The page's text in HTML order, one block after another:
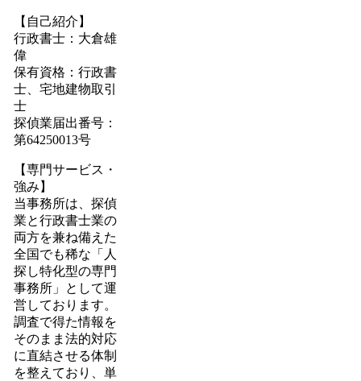
【自己紹介】
行政書士：大倉雄
偉
保有資格：行政書
士、宅地建物取引
士
探偵業届出番号：
第64250013号
【専門サービス・
強み】
当事務所は、探偵
業と行政書士業の
両方を兼ね備えた
全国でも稀な「人
探し特化型の専門
事務所」として運
営しております。
調査で得た情報を
そのまま法的対応
に直結させる体制
を整えており、単